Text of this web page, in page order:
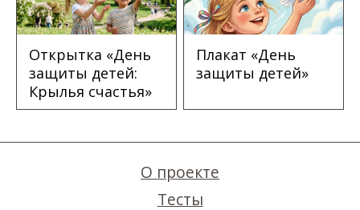
Открытка «День
защиты детей:
Крылья счастья»
Плакат «День
защиты детей»
О проекте
Тесты